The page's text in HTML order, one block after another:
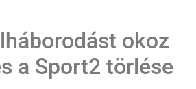
okoz
a Sport2 törlése